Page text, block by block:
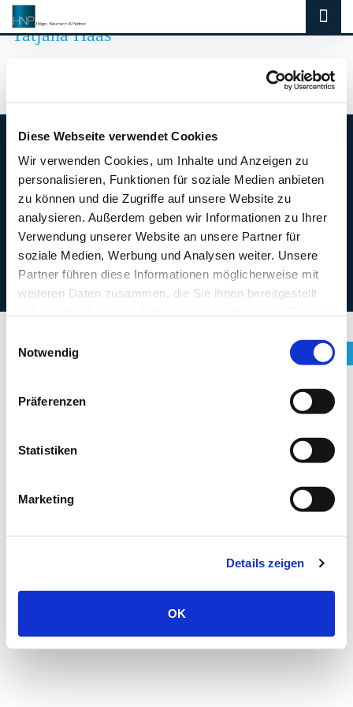
Diese Webseite verwendet Cookies
Wir verwenden Cookies, um Inhalte und Anzeigen zu
personalisieren, Funktionen für soziale Medien anbieten
zu können und die Zugriffe auf unsere Website zu
analysieren. Außerdem geben wir Informationen zu Ihrer
Verwendung unserer Website an unsere Partner für
soziale Medien, Werbung und Analysen weiter. Unsere
Partner führen diese Informationen möglicherweise mit
weiteren Daten zusammen, die Sie ihnen bereitgestellt
Cookies, wenn Sie unsere Webseite weiterhin nutzen.
Notwendig
Präferenzen
Statistiken
Marketing
Details zeigen
OK
Tatjana Haas
Cookie-Einstellungen
Impressum
Datenschutz
Disclaimer
Sitemap